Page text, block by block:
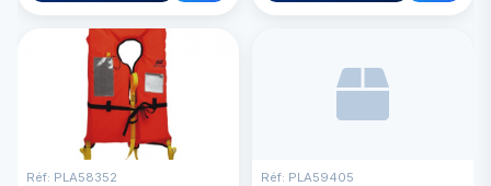
Réf: PLA58352 Réf: PLA59405